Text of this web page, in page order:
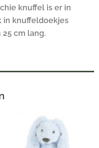
knuffel is er in
in knuffeldoekjes
cm lang.